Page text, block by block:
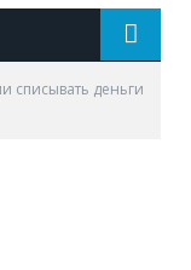
списывать деньги